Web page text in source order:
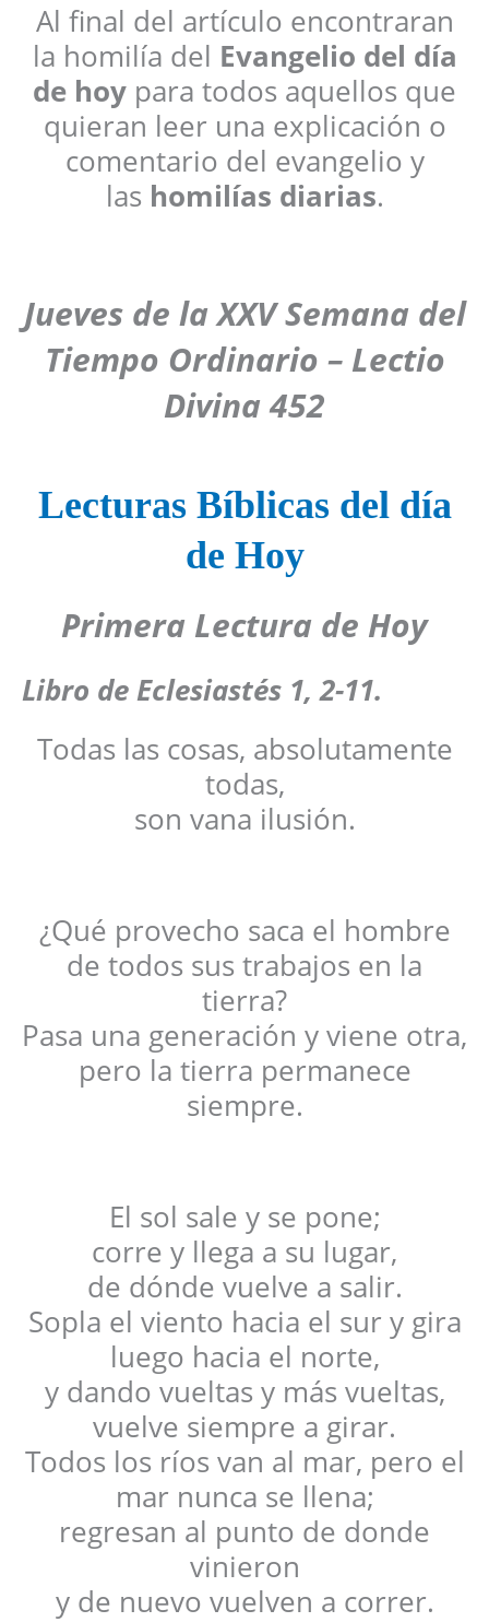
Al final del artículo encontraran
la homilía del Evangelio del día
de hoy para todos aquellos que
quieran leer una explicación o
comentario del evangelio y
las homilías diarias.
Jueves de la XXV Semana del
Tiempo Ordinario – Lectio
Divina 452
Lecturas Bíblicas del día
de Hoy
Primera Lectura de Hoy
Libro de Eclesiastés 1, 2-11.
Todas las cosas, absolutamente
todas,
son vana ilusión.
¿Qué provecho saca el hombre
de todos sus trabajos en la
tierra?
Pasa una generación y viene otra,
pero la tierra permanece
siempre.
El sol sale y se pone;
corre y llega a su lugar,
de dónde vuelve a salir.
Sopla el viento hacia el sur y gira
luego hacia el norte,
y dando vueltas y más vueltas,
vuelve siempre a girar.
Todos los ríos van al mar, pero el
mar nunca se llena;
regresan al punto de donde
vinieron
y de nuevo vuelven a correr.